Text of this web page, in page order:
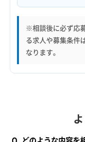
※相談後に必ず応
る求人や募集条件
なります。
Q. どのような内容を